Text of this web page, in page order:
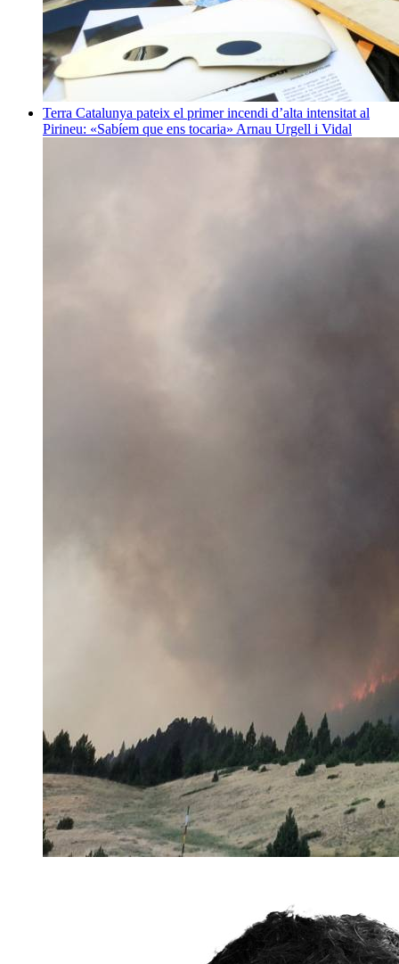
Terra Catalunya pateix el primer incendi d’alta intensitat al
Pirineu: «Sabíem que ens tocaria» Arnau Urgell i Vidal